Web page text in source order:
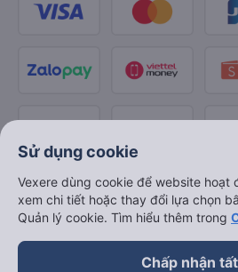
Sử dụng cookie
Vexere dùng cookie để website hoạt
xem chi tiết hoặc thay đổi lựa chọn
Quản lý cookie. Tìm hiểu thêm trong
Chấp nhận